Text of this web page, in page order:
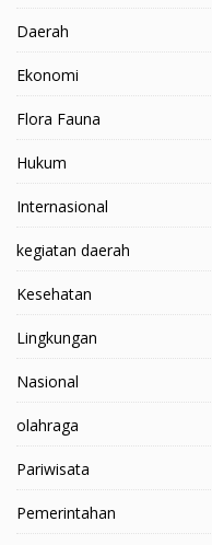
Daerah
Ekonomi
Flora Fauna
Hukum
Internasional
kegiatan daerah
Kesehatan
Lingkungan
Nasional
olahraga
Pariwisata
Pemerintahan